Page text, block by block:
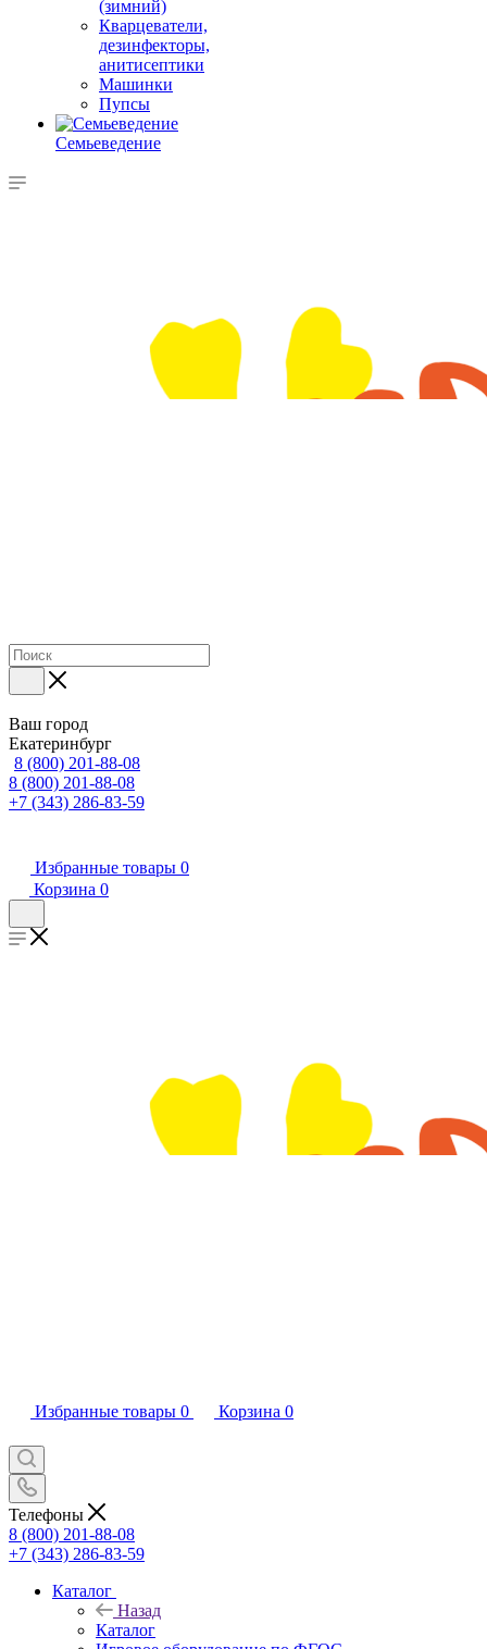
(зимний)
Кварцеватели,
дезинфекторы,
анитисептики
Машинки
Пупсы
Семьеведение
Ваш город
Екатеринбург
8 (800) 201-88-08
8 (800) 201-88-08
+7 (343) 286-83-59
Избранные товары 0
Корзина 0
Избранные товары 0 Корзина 0
Телефоны
8 (800) 201-88-08
+7 (343) 286-83-59
Каталог
Назад
Каталог